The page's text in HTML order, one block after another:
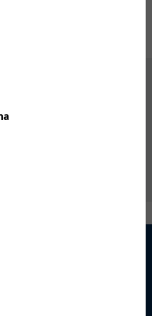
mit GU-
mm Falzluft.